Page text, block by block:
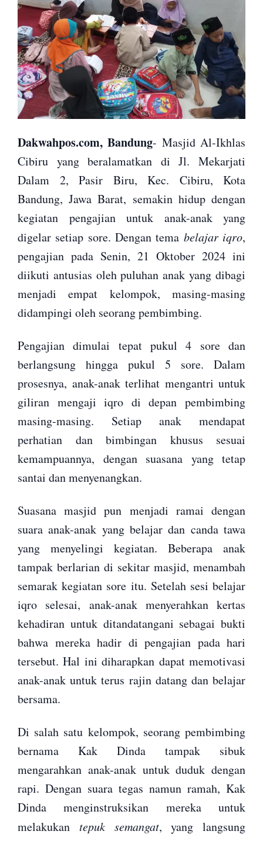
Dakwahpos.com, Bandung- Masjid Al-Ikhlas
Cibiru yang beralamatkan di Jl. Mekarjati
Dalam 2, Pasir Biru, Kec. Cibiru, Kota
Bandung, Jawa Barat, semakin hidup dengan
kegiatan pengajian untuk anak-anak yang
digelar setiap sore. Dengan tema belajar iqro,
pengajian pada Senin, 21 Oktober 2024 ini
diikuti antusias oleh puluhan anak yang dibagi
menjadi empat kelompok, masing-masing
didampingi oleh seorang pembimbing.
Pengajian dimulai tepat pukul 4 sore dan
berlangsung hingga pukul 5 sore. Dalam
prosesnya, anak-anak terlihat mengantri untuk
giliran mengaji iqro di depan pembimbing
masing-masing. Setiap anak mendapat
perhatian dan bimbingan khusus sesuai
kemampuannya, dengan suasana yang tetap
santai dan menyenangkan.
Suasana masjid pun menjadi ramai dengan
suara anak-anak yang belajar dan canda tawa
yang menyelingi kegiatan. Beberapa anak
tampak berlarian di sekitar masjid, menambah
semarak kegiatan sore itu. Setelah sesi belajar
iqro selesai, anak-anak menyerahkan kertas
kehadiran untuk ditandatangani sebagai bukti
bahwa mereka hadir di pengajian pada hari
tersebut. Hal ini diharapkan dapat memotivasi
anak-anak untuk terus rajin datang dan belajar
bersama.
Di salah satu kelompok, seorang pembimbing
bernama Kak Dinda tampak sibuk
mengarahkan anak-anak untuk duduk dengan
rapi. Dengan suara tegas namun ramah, Kak
Dinda menginstruksikan mereka untuk
melakukan tepuk semangat, yang langsung